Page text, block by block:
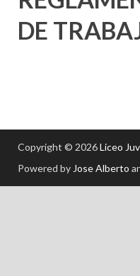
DE
Copyright © 2026Liceo
Powered by Jose Alberto